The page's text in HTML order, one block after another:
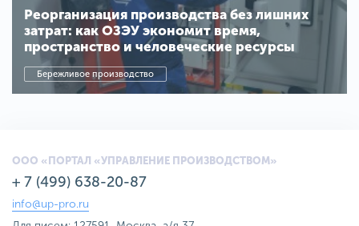
Реорганизация производства без лишних
затрат: как ОЗЭУ экономит время,
пространство и человеческие ресурсы
Бережливое производство
ООО «ПОРТАЛ «УПРАВЛЕНИЕ ПРОИЗВОДСТВОМ»
+ 7 (499) 638-20-87
info@up-pro.ru